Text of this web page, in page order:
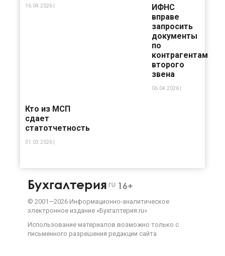
16.04.2026 |
ИФНС
вправе
запросить
документы
по
контрагентам
второго
звена
06.04.2026 |
Кто из МСП
сдает
статотчетность
31.03.2026 |
Бухгалтерия ru 16+
© 2001—2026 Информационно-аналитическое
электронное издание «Бухгалтерия.ru»
Использование материалов возможно только с
письменного разрешения редакции сайта